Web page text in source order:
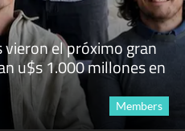
vieron el próximo gran
u$s 1.000 millones en
Members